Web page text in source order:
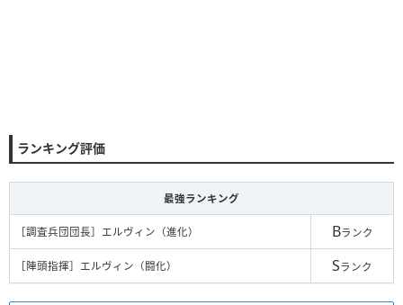
ランキング評価
最強ランキング
［調査兵団団長］エルヴィン（進化） Bランク
［陣頭指揮］エルヴィン（闘化） Sランク